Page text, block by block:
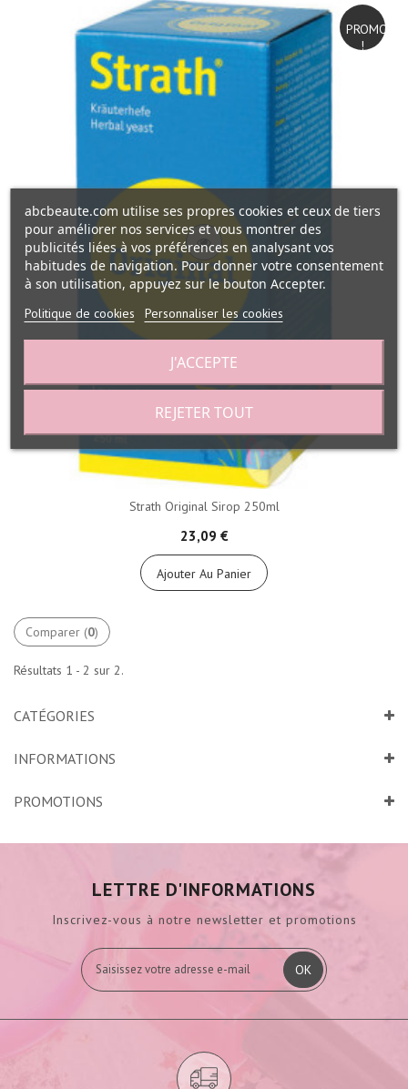
PROMO
!
Strath Original Sirop 250ml
23,09 €
Ajouter Au Panier
Comparer (0)
Résultats 1 - 2 sur 2.
CATÉGORIES
INFORMATIONS
PROMOTIONS
LETTRE D'INFORMATIONS
Inscrivez-vous à notre newsletter et promotions
OK
abcbeaute.com utilise ses propres cookies et ceux de tiers
pour améliorer nos services et vous montrer des
publicités liées à vos préférences en analysant vos
habitudes de navigation. Pour donner votre consentement
à son utilisation, appuyez sur le bouton Accepter.
Politique de cookies Personnaliser les cookies
REJETER TOUT
J'ACCEPTE